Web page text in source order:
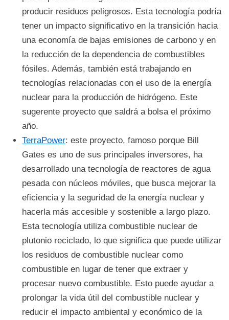
producir residuos peligrosos. Esta tecnología podría
tener un impacto significativo en la transición hacia
una economía de bajas emisiones de carbono y en
la reducción de la dependencia de combustibles
fósiles. Además, también está trabajando en
tecnologías relacionadas con el uso de la energía
nuclear para la producción de hidrógeno. Este
sugerente proyecto que saldrá a bolsa el próximo
año.
TerraPower: este proyecto, famoso porque Bill
Gates es uno de sus principales inversores, ha
desarrollado una tecnología de reactores de agua
pesada con núcleos móviles, que busca mejorar la
eficiencia y la seguridad de la energía nuclear y
hacerla más accesible y sostenible a largo plazo.
Esta tecnología utiliza combustible nuclear de
plutonio reciclado, lo que significa que puede utilizar
los residuos de combustible nuclear como
combustible en lugar de tener que extraer y
procesar nuevo combustible. Esto puede ayudar a
prolongar la vida útil del combustible nuclear y
reducir el impacto ambiental y económico de la